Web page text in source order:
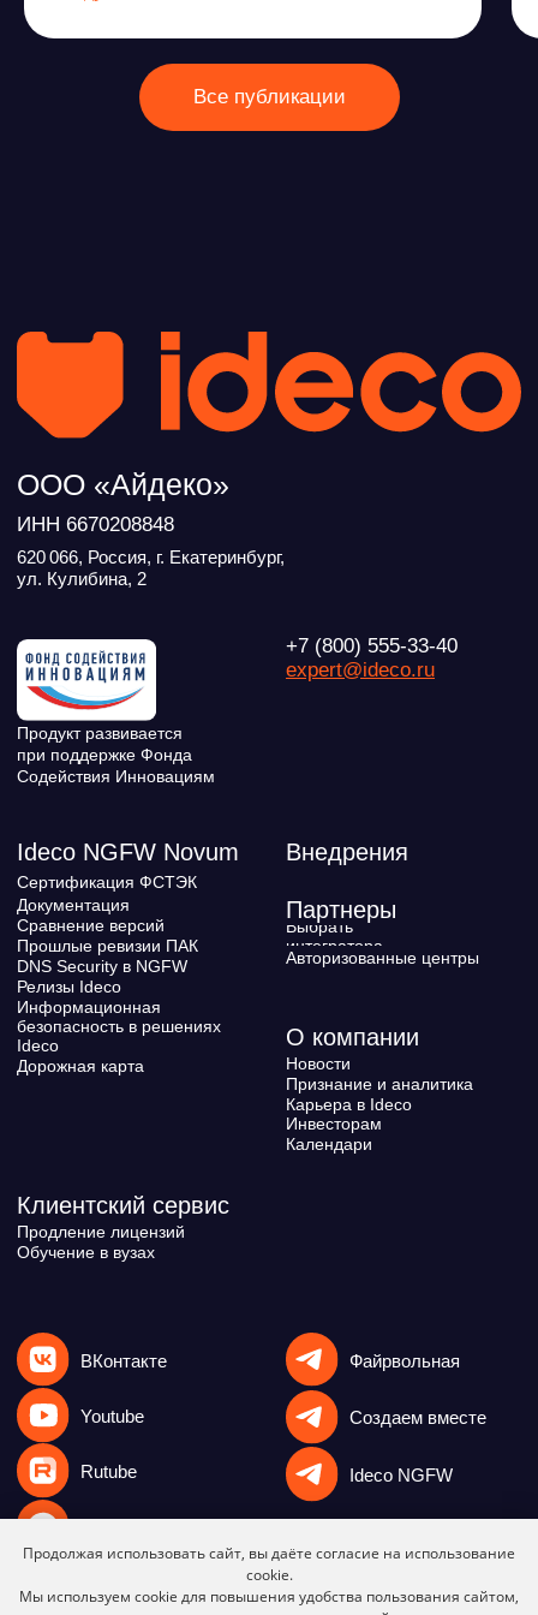
Продолжая использовать сайт, вы даёте согласие на использование
cookie.
Мы используем cookie для повышения удобства пользования сайтом,
Создаем вместе
Ideco NGFW